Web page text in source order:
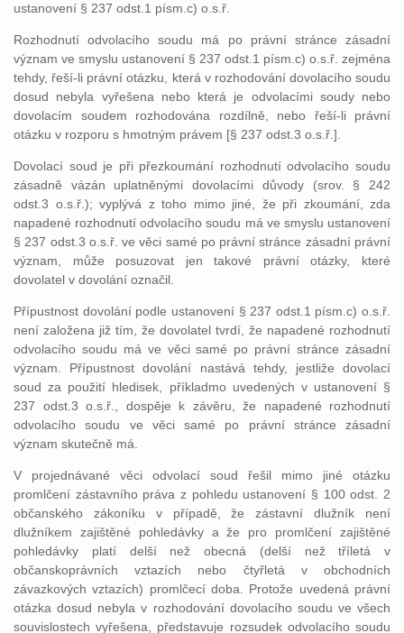
ustanovení § 237 odst.1 písm.c) o.s.ř.
Rozhodnutí odvolacího soudu má po právní stránce zásadní
význam ve smyslu ustanovení § 237 odst.1 písm.c) o.s.ř. zejména
tehdy, řeší-li právní otázku, která v rozhodování dovolacího soudu
dosud nebyla vyřešena nebo která je odvolacími soudy nebo
dovolacím soudem rozhodována rozdílně, nebo řeší-li právní
otázku v rozporu s hmotným právem [§ 237 odst.3 o.s.ř.].
Dovolací soud je při přezkoumání rozhodnutí odvolacího soudu
zásadně vázán uplatněnými dovolacími důvody (srov. § 242
odst.3 o.s.ř.); vyplývá z toho mimo jiné, že při zkoumání, zda
napadené rozhodnutí odvolacího soudu má ve smyslu ustanovení
§ 237 odst.3 o.s.ř. ve věci samé po právní stránce zásadní právní
význam, může posuzovat jen takové právní otázky, které
dovolatel v dovolání označil.
Přípustnost dovolání podle ustanovení § 237 odst.1 písm.c) o.s.ř.
není založena již tím, že dovolatel tvrdí, že napadené rozhodnutí
odvolacího soudu má ve věci samé po právní stránce zásadní
význam. Přípustnost dovolání nastává tehdy, jestliže dovolací
soud za použití hledisek, příkladmo uvedených v ustanovení §
237 odst.3 o.s.ř., dospěje k závěru, že napadené rozhodnutí
odvolacího soudu ve věci samé po právní stránce zásadní
význam skutečně má.
V projednávané věci odvolací soud řešil mimo jiné otázku
promlčení zástavního práva z pohledu ustanovení § 100 odst. 2
občanského zákoníku v případě, že zástavní dlužník není
dlužníkem zajištěné pohledávky a že pro promlčení zajištěné
pohledávky platí delší než obecná (delší než tříletá v
občanskoprávních vztazích nebo čtyřletá v obchodních
závazkových vztazích) promlčecí doba. Protože uvedená právní
otázka dosud nebyla v rozhodování dovolacího soudu ve všech
souvislostech vyřešena, představuje rozsudek odvolacího soudu